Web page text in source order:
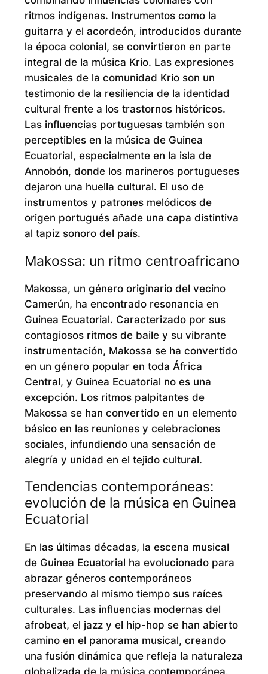
ritmos indígenas. Instrumentos como la
guitarra y el acordeón, introducidos durante
la época colonial, se convirtieron en parte
integral de la música Krio. Las expresiones
musicales de la comunidad Krio son un
testimonio de la resiliencia de la identidad
cultural frente a los trastornos históricos.
Las influencias portuguesas también son
perceptibles en la música de Guinea
Ecuatorial, especialmente en la isla de
Annobón, donde los marineros portugueses
dejaron una huella cultural. El uso de
instrumentos y patrones melódicos de
origen portugués añade una capa distintiva
al tapiz sonoro del país.
Makossa: un ritmo centroafricano
Makossa, un género originario del vecino
Camerún, ha encontrado resonancia en
Guinea Ecuatorial. Caracterizado por sus
contagiosos ritmos de baile y su vibrante
instrumentación, Makossa se ha convertido
en un género popular en toda África
Central, y Guinea Ecuatorial no es una
excepción. Los ritmos palpitantes de
Makossa se han convertido en un elemento
básico en las reuniones y celebraciones
sociales, infundiendo una sensación de
alegría y unidad en el tejido cultural.
Tendencias contemporáneas:
evolución de la música en Guinea
Ecuatorial
En las últimas décadas, la escena musical
de Guinea Ecuatorial ha evolucionado para
abrazar géneros contemporáneos
preservando al mismo tiempo sus raíces
culturales. Las influencias modernas del
afrobeat, el jazz y el hip-hop se han abierto
camino en el panorama musical, creando
una fusión dinámica que refleja la naturaleza
globalizada de la música contemporánea.